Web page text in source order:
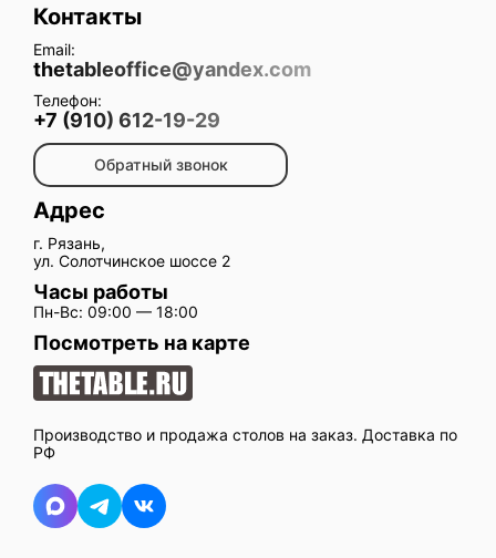
Производство и продажа столов на заказ. Доставка по
РФ
Контакты
Email:
thetableoffice@yandex.com
Телефон:
+7 (910) 612-19-29
Обратный звонок
Адрес
г. Рязань,
ул. Солотчинское шоссе 2
Часы работы
Пн-Вс: 09:00 — 18:00
Посмотреть на карте